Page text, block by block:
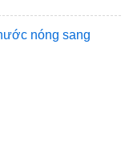
nóng sang